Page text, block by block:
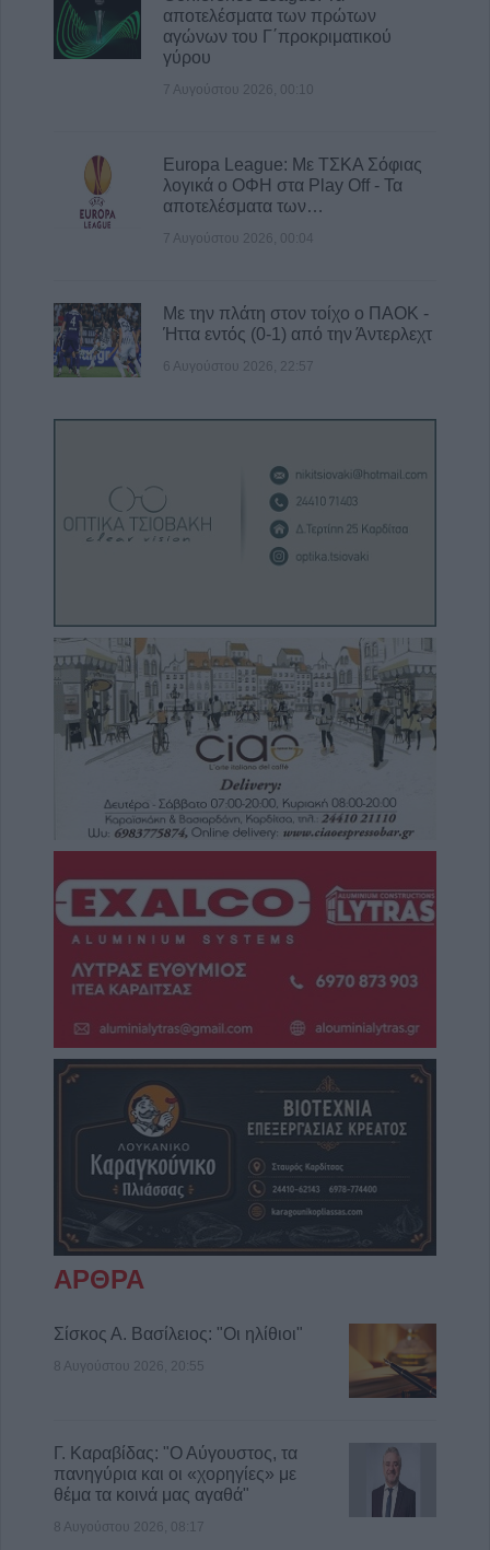
αποτελέσματα των πρώτων
αγώνων του Γ΄προκριματικού
γύρου
7 Αυγούστου 2026, 00:10
Europa League: Με ΤΣΚΑ Σόφιας
λογικά ο ΟΦΗ στα Play Off - Τα
αποτελέσματα των…
7 Αυγούστου 2026, 00:04
Με την πλάτη στον τοίχο ο ΠΑΟΚ -
Ήττα εντός (0-1) από την Άντερλεχτ
6 Αυγούστου 2026, 22:57
ΑΡΘΡΑ
Σίσκος Α. Βασίλειος: "Οι ηλίθιοι"
8 Αυγούστου 2026, 20:55
Γ. Καραβίδας: "Ο Αύγουστος, τα
πανηγύρια και οι «χορηγίες» με
θέμα τα κοινά μας αγαθά"
8 Αυγούστου 2026, 08:17